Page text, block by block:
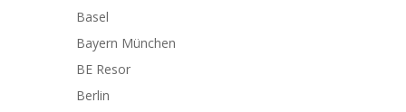
Basel
Bayern München
BE Resor
Berlin